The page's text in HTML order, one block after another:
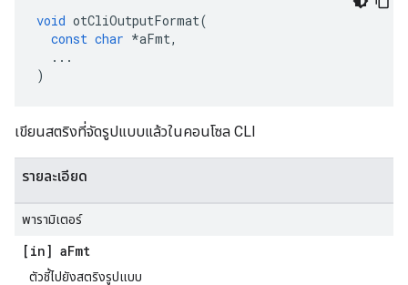
void otCliOutputFormat(
const char *aFmt,
...
)
เขียนสตริงที่จัดรูปแบบแล้วในคอนโซล CLI
รายละเอียด
พารามิเตอร์
[in] aFmt
ตัวชี้ไปยังสตริงรูปแบบ